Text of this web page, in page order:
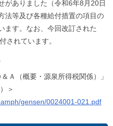
がありました（令和6年8月20日
法等及び各種給付措置の項目の
ます。なお、今回改訂された
されています。
Ａ（概要・源泉所得税関係）」
＞
gensen/0024001-021.pdf